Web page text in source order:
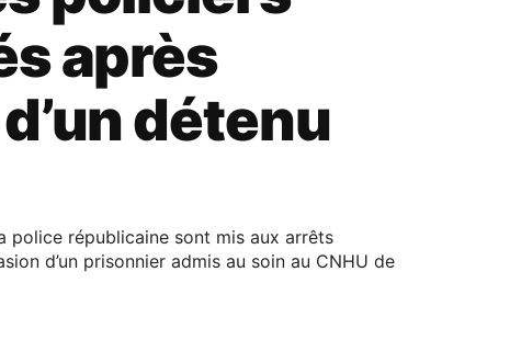
après
détenu
police républicaine sont mis aux arrêts
d’un prisonnier admis au soin au CNHU de